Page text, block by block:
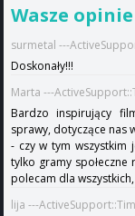
Wasze opinie
surmetal ---
Doskonały!!!
Marta ---
Bardzo inspirujący
sprawy, dotyczące nas
- czy w tym wszystkim
tylko gramy
polecam dla
lija ---